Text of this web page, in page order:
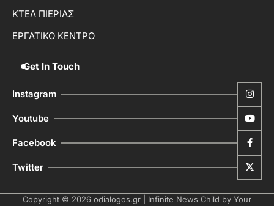
ΚΤΕΛ ΠΙΕΡΙΑΣ
ΕΡΓΑΤΙΚΟ ΚΕΝΤΡΟ
Get In Touch
Instagram
Youtube
Facebook
Twitter
Copyright © 2026 odialogos.gr | Infinite News Child by Your